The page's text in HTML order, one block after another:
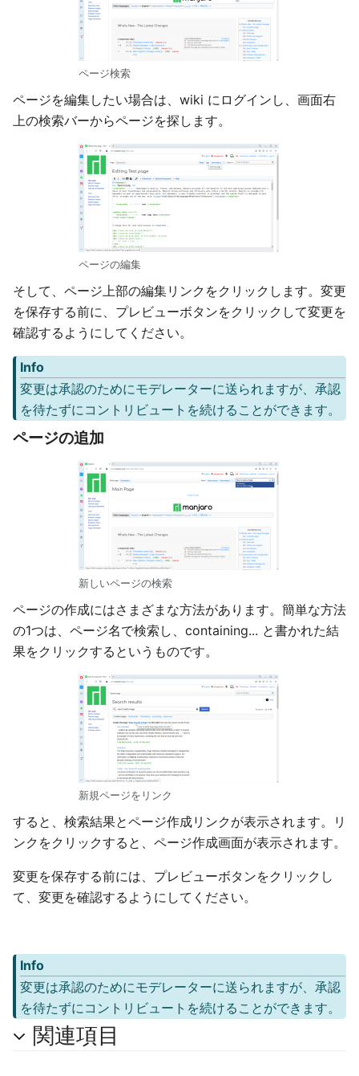
ページ検索
ページを編集したい場合は、wiki にログインし、画面右
上の検索バーからページを探します。
ページの編集
そして、ページ上部の編集リンクをクリックします。変更
を保存する前に、プレビューボタンをクリックして変更を
確認するようにしてください。
Info
変更は承認のためにモデレーターに送られますが、承認
を待たずにコントリビュートを続けることができます。
ページの追加
新しいページの検索
ページの作成にはさまざまな方法があります。簡単な方法
の1つは、ページ名で検索し、containing... と書かれた結
果をクリックするというものです。
新規ページをリンク
すると、検索結果とページ作成リンクが表示されます。リ
ンクをクリックすると、ページ作成画面が表示されます。
変更を保存する前には、プレビューボタンをクリックし
て、変更を確認するようにしてください。
Info
変更は承認のためにモデレーターに送られますが、承認
を待たずにコントリビュートを続けることができます。
関連項目